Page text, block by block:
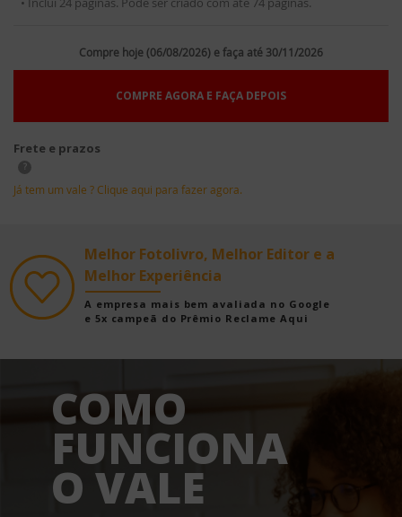
Compre hoje (06/08/2026) e faça até 30/11/2026
COMPRE AGORA E FAÇA DEPOIS
Frete e prazos
?
Já tem um vale ? Clique aqui para fazer agora.
Melhor Fotolivro, Melhor Editor e a
Melhor Experiência
A empresa mais bem avaliada no Google
e 5x campeã do Prêmio Reclame Aqui
COMO
FUNCIONA
O VALE